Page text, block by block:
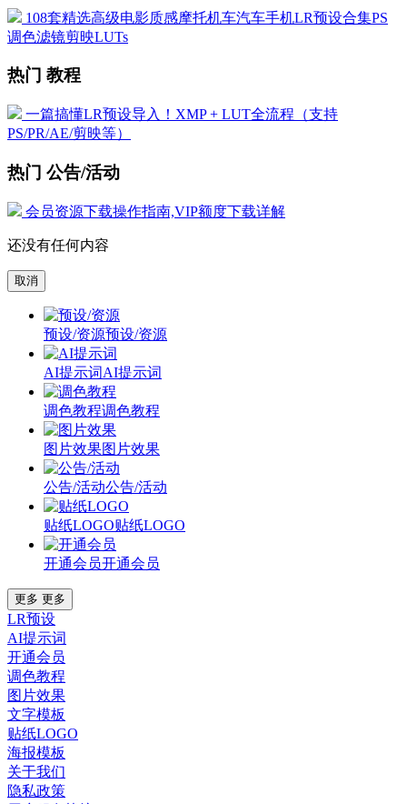
108套精选高级电影质感摩托机车汽车手机LR预设合集PS
调色滤镜剪映LUTs
热门 教程
一篇搞懂LR预设导入！XMP + LUT全流程（支持
PS/PR/AE/剪映等）
热门 公告/活动
会员资源下载操作指南,VIP额度下载详解
还没有任何内容
取消
预设/资源预设/资源
AI提示词AI提示词
调色教程调色教程
图片效果图片效果
公告/活动公告/活动
贴纸LOGO贴纸LOGO
开通会员开通会员
更多 更多
LR预设
AI提示词
开通会员
调色教程
图片效果
文字模板
贴纸LOGO
海报模板
关于我们
隐私政策